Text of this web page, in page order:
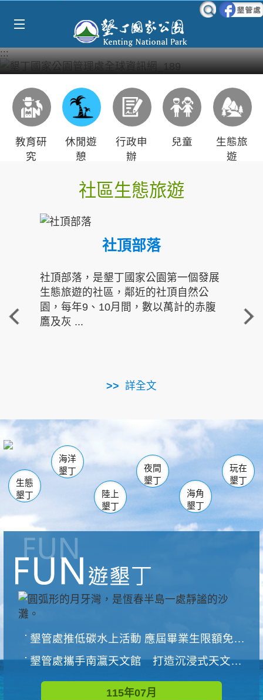
:::
教育研
究
休閒遊
憩
行政申
辦
兒童
生態旅
遊
社區生態旅遊
社頂部落
社頂部落，是墾丁國家公園第一個發展
生態旅遊的社區，鄰近的社頂自然公
園，每年9、10月間，數以萬計的赤腹
鷹及灰 ...
詳全文
重
走進
南仁湖
海生館
恆春 佳樂水
龍鑾潭自然中心 森林遊樂區
瓊麻館
關山 墾管處遊客中心
社頂公園 風吹沙
船帆石
白砂 龍磐公園
香蕉灣
砂島
鵝鑾鼻
生態
墾丁
海洋
墾丁
陸上
墾丁
夜間
墾丁
海角
墾丁
玩在
墾丁
墾管處推低碳水上活動 應屆畢業生限額免費參加
墾管處攜手南瀛天文館 打造沉浸式天文探索營隊
115年07月